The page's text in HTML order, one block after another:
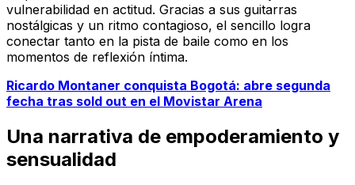
vulnerabilidad en actitud. Gracias a sus guitarras
nostálgicas y un ritmo contagioso, el sencillo logra
conectar tanto en la pista de baile como en los
momentos de reflexión íntima.
Ricardo Montaner conquista Bogotá: abre segunda
fecha tras sold out en el Movistar Arena
Una narrativa de empoderamiento y
sensualidad